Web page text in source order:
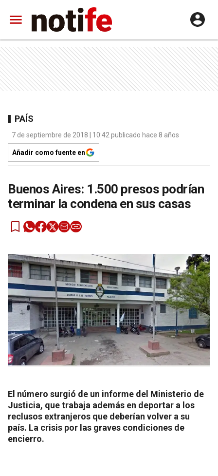
PAÍS
7 de septiembre de 2018 | 10:42 publicado hace 8 años
Añadir como fuente en
Buenos Aires: 1.500 presos podrían
terminar la condena en sus casas
El número surgió de un informe del Ministerio de
Justicia, que trabaja además en deportar a los
reclusos extranjeros que deberían volver a su
país. La crisis por las graves condiciones de
encierro.